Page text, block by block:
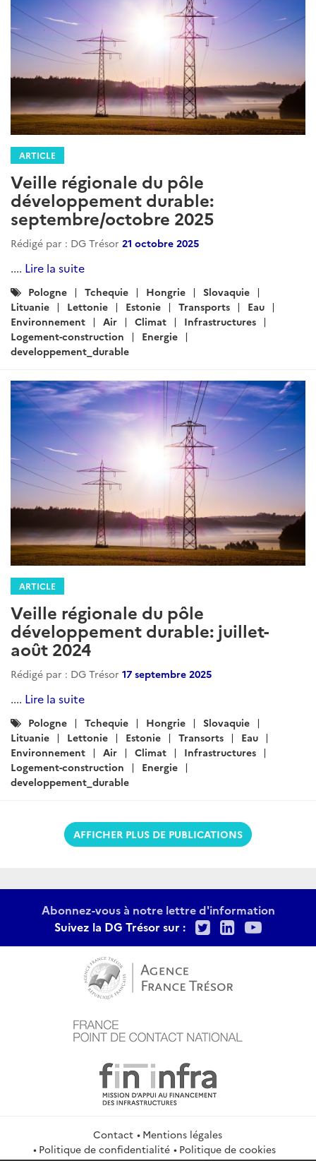
ARTICLE
Veille régionale du pôle
développement durable:
septembre/octobre 2025
Rédigé par : DG Trésor 21 octobre 2025
.... Lire la suite
Catégories
:
Pologne Tchequie Hongrie
Slovaquie
Lituanie
Lettonie Estonie Transports
Eau
Environnement
Air Climat
Infrastructures
Logement-construction
Energie
developpement_durable
ARTICLE
Veille régionale du pôle
développement durable: juillet-
août 2024
Rédigé par : DG Trésor 17 septembre 2025
.... Lire la suite
Catégories
:
Pologne Tchequie Hongrie
Slovaquie
Lituanie
Lettonie Estonie Transorts
Eau
Environnement
Air Climat
Infrastructures
Logement-construction
Energie
developpement_durable
AFFICHER PLUS DE PUBLICATIONS
Abonnez-vous à notre lettre d'information
Suivez la DG Trésor sur :
TwitterLinkedIn
Contact
Mentions légales
Politique de confidentialité
Politique de cookies